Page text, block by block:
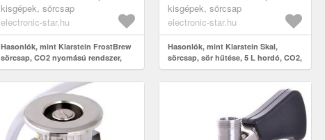
Klarstein F...
kisgépek, sörcsap
electronic-star.hu
Hasonlók, mint Klarstein FrostBrew
sörcsap, CO2 nyomású rendszer,
Termohűtés, 3-12 °C, LED
hőmérséklet-kijelző
CO2-nyomásrendsze...
kisgépek, sörcsap
electronic-star.hu
Hasonlók, mint Klarstein Skal,
sörcsap, sör hűtése, 5 L hordó, CO2,
rozsdamentes acél